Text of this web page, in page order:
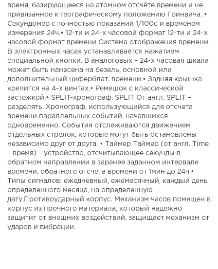
время, базирующееся на атомном отсчёте времени и не
привязанное к географическому положению Гринвича. •
Секундомер с точностью показаний 1/100с и временем
измерения 24ч.• 12-ти и 24-х часовой формат 12-ти и 24-х
часовой формат времени Система отображения времени.
В электронных часах устанавливается нажатием
специальной кнопки. В аналоговых – 24-х часовая шкала
может быть нанесена на безель, основной или
дополнительный циферблат. времени.• Задняя крышка
крепится на 4-х винтах.• Ремешок с классической
застежкой.• SPLIT-хронограф. SPLIT От англ. SPLIT –
разделять. Хронограф, использующийся для отсчета
времени параллельных событий, начавшихся
одновременно. События отслеживаются движением
отдельных стрелок, которые могут быть остановлены
независимо друг от друга. • Таймер Таймер (от англ. Time
– время) – устройство, отсчитывающее секунды в
обратном направлении в заранее заданном интервале
времени. обратного отсчета времени от 1мин до 24ч.•
Типы сигналов: ежедневный, ежемесячный, каждый день
определенного месяца, на определенную
дату.Противоударный корпус. Механизм часов помещен в
корпус из прочного материала, который надежно
защитит от внешних воздействий. защищает механизм от
ударов и вибрации.